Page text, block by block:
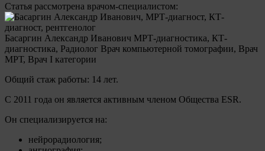
Статья рассмотрена врачом-специалистом:
Басаргин Александр Иванович МРТ-диагностика, КТ-
диагностика, Радиолог Врач компьютерной томографии, Врач
МРТ, Врач I категории
Общий стаж работы: 14 лет.
С 2011 года он является активным членом Общества ESR.
Он специализируется на:
нейрорадиология;